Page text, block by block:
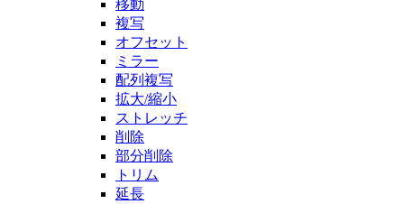
移動
複写
オフセット
ミラー
配列複写
拡大/縮小
ストレッチ
削除
部分削除
トリム
延長